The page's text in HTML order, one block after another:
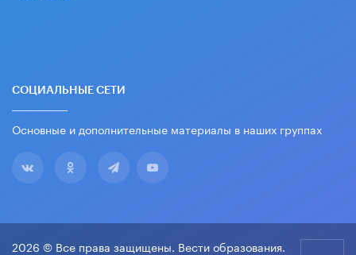
СОЦИАЛЬНЫЕ СЕТИ
Основные и дополнительные материалы в наших группах
2026 © Все права защищены. Вести образования.